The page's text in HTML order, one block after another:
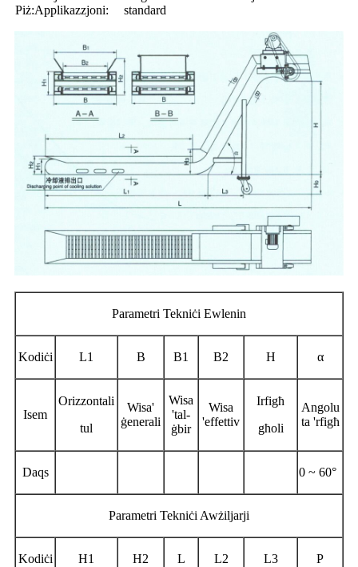
Piż:Applikazzjoni:
standard
Parametri Tekniċi Ewlenin
Kodiċi L1 B B1 B2 H α
Isem
Orizzontali
tul
Wisa'
ġenerali
Wisa
'tal-
ġbir
Wisa
'effettiv
Irfigħ
għoli
Angolu
ta 'rfigħ
Daqs 0 ~ 60°
Parametri Tekniċi Awżiljarji
Kodiċi H1 H2 L L2 L3 P